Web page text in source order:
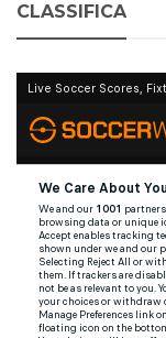
CLASSIFICA